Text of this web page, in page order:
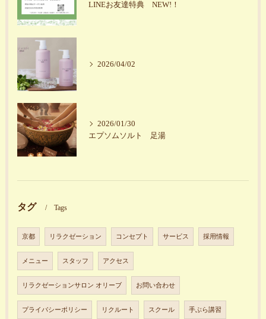
LINEお友達特典 NEW!！
2026/04/02
2026/01/30
エプソムソルト 足湯
タグ Tags
京都 リラクゼーション コンセプト サービス 採用情報
メニュー スタッフ アクセス
リラクゼーションサロン オリーブ お問い合わせ
プライバシーポリシー リクルート スクール 手ぶら講習